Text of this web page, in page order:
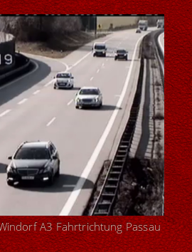
A3 Fahrtrichtung Passau